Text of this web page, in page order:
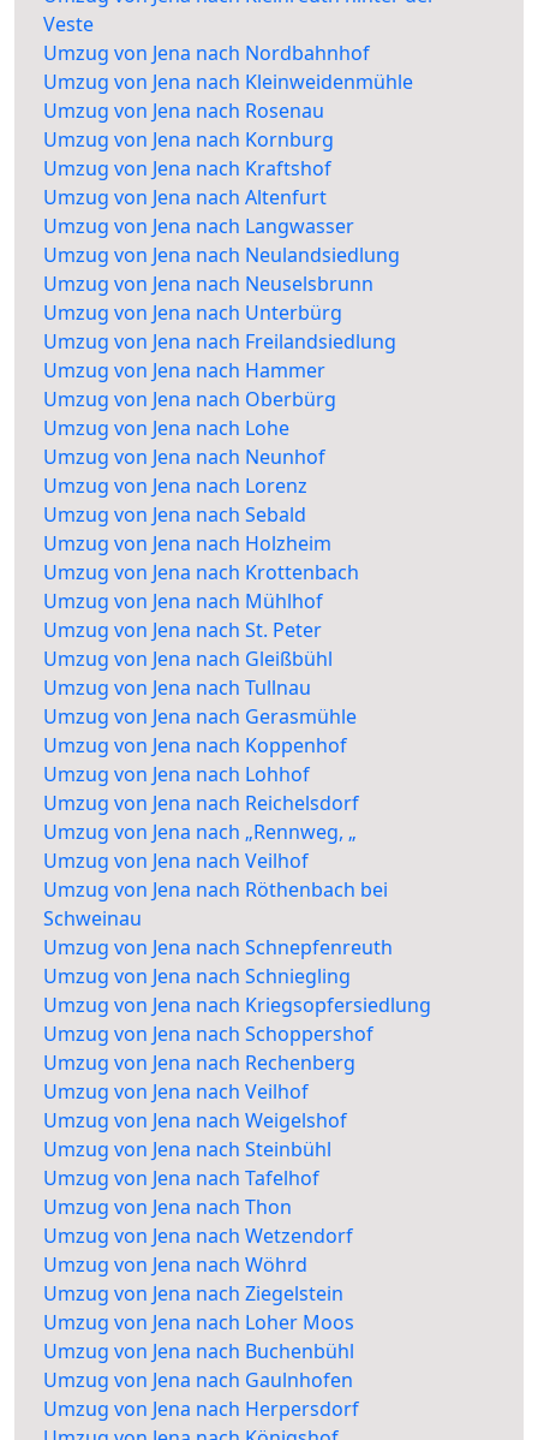
Veste
Umzug von Jena nach Nordbahnhof
Umzug von Jena nach Kleinweidenmühle
Umzug von Jena nach Rosenau
Umzug von Jena nach Kornburg
Umzug von Jena nach Kraftshof
Umzug von Jena nach Altenfurt
Umzug von Jena nach Langwasser
Umzug von Jena nach Neulandsiedlung
Umzug von Jena nach Neuselsbrunn
Umzug von Jena nach Unterbürg
Umzug von Jena nach Freilandsiedlung
Umzug von Jena nach Hammer
Umzug von Jena nach Oberbürg
Umzug von Jena nach Lohe
Umzug von Jena nach Neunhof
Umzug von Jena nach Lorenz
Umzug von Jena nach Sebald
Umzug von Jena nach Holzheim
Umzug von Jena nach Krottenbach
Umzug von Jena nach Mühlhof
Umzug von Jena nach St. Peter
Umzug von Jena nach Gleißbühl
Umzug von Jena nach Tullnau
Umzug von Jena nach Gerasmühle
Umzug von Jena nach Koppenhof
Umzug von Jena nach Lohhof
Umzug von Jena nach Reichelsdorf
Umzug von Jena nach „Rennweg, „
Umzug von Jena nach Veilhof
Umzug von Jena nach Röthenbach bei
Schweinau
Umzug von Jena nach Schnepfenreuth
Umzug von Jena nach Schniegling
Umzug von Jena nach Kriegsopfersiedlung
Umzug von Jena nach Schoppershof
Umzug von Jena nach Rechenberg
Umzug von Jena nach Veilhof
Umzug von Jena nach Weigelshof
Umzug von Jena nach Steinbühl
Umzug von Jena nach Tafelhof
Umzug von Jena nach Thon
Umzug von Jena nach Wetzendorf
Umzug von Jena nach Wöhrd
Umzug von Jena nach Ziegelstein
Umzug von Jena nach Loher Moos
Umzug von Jena nach Buchenbühl
Umzug von Jena nach Gaulnhofen
Umzug von Jena nach Herpersdorf